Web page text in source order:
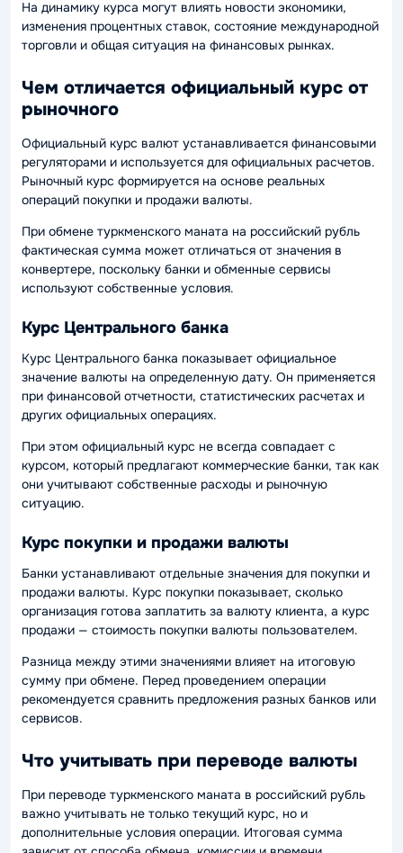
На динамику курса могут влиять новости экономики,
изменения процентных ставок, состояние международной
торговли и общая ситуация на финансовых рынках.
Чем отличается официальный курс от
рыночного
Официальный курс валют устанавливается финансовыми
регуляторами и используется для официальных расчетов.
Рыночный курс формируется на основе реальных
операций покупки и продажи валюты.
При обмене туркменского маната на российский рубль
фактическая сумма может отличаться от значения в
конвертере, поскольку банки и обменные сервисы
используют собственные условия.
Курс Центрального банка
Курс Центрального банка показывает официальное
значение валюты на определенную дату. Он применяется
при финансовой отчетности, статистических расчетах и
других официальных операциях.
При этом официальный курс не всегда совпадает с
курсом, который предлагают коммерческие банки, так как
они учитывают собственные расходы и рыночную
ситуацию.
Курс покупки и продажи валюты
Банки устанавливают отдельные значения для покупки и
продажи валюты. Курс покупки показывает, сколько
организация готова заплатить за валюту клиента, а курс
продажи — стоимость покупки валюты пользователем.
Разница между этими значениями влияет на итоговую
сумму при обмене. Перед проведением операции
рекомендуется сравнить предложения разных банков или
сервисов.
Что учитывать при переводе валюты
При переводе туркменского маната в российский рубль
важно учитывать не только текущий курс, но и
дополнительные условия операции. Итоговая сумма